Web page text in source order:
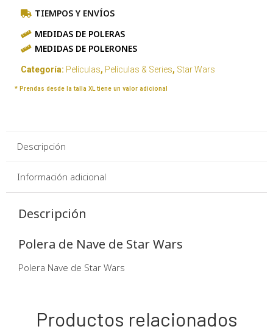
TIEMPOS Y ENVÍOS
MEDIDAS DE POLERAS
MEDIDAS DE POLERONES
Categoría: Películas, Películas & Series, Star Wars
* Prendas desde la talla XL tiene un valor adicional
Descripción
Información adicional
Descripción
Polera de Nave de Star Wars
Polera Nave de Star Wars
Productos relacionados